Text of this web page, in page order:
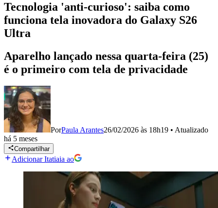
Tecnologia 'anti-curioso': saiba como
funciona tela inovadora do Galaxy S26
Ultra
Aparelho lançado nessa quarta-feira (25)
é o primeiro com tela de privacidade
PorPaula Arantes26/02/2026 às 18h19 • Atualizado
há 5 meses
Compartilhar
Adicionar Itatiaia ao